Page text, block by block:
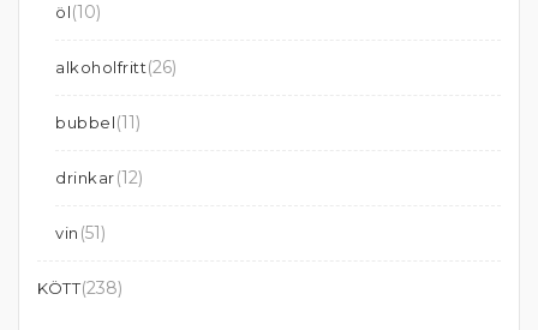
öl(10)
alkoholfritt(26)
bubbel(11)
drinkar(12)
vin (51)
KÖTT(238)